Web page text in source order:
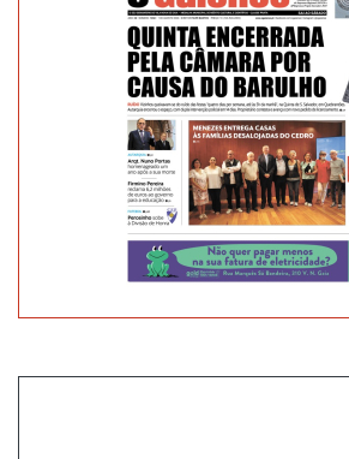
SERZEDO
CONTINUA
SONHAR
COM
SUBIDA